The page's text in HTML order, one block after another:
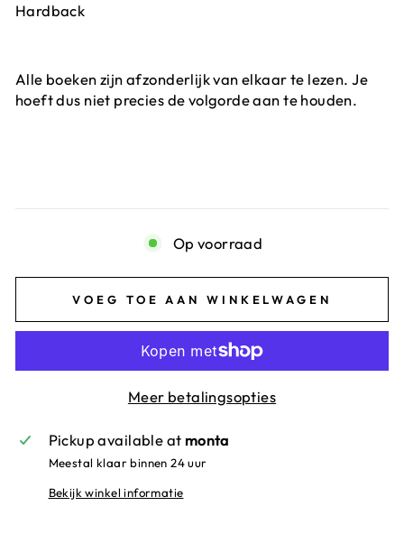
Hardback
Alle boeken zijn afzonderlijk van elkaar te lezen. Je
hoeft dus niet precies de volgorde aan te houden.
Op voorraad
VOEG TOE AAN WINKELWAGEN
Meer betalingsopties
Pickup available at monta
Meestal klaar binnen 24 uur
Bekijk winkel informatie